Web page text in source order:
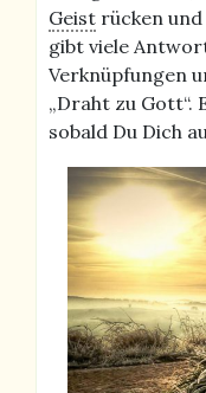
Geist rücken
gibt viele
Verknüpfungen
„Draht zu Gott“.
sobald Du Dich